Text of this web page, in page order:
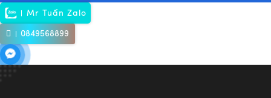
Mr Tuấn Zalo
0849568899